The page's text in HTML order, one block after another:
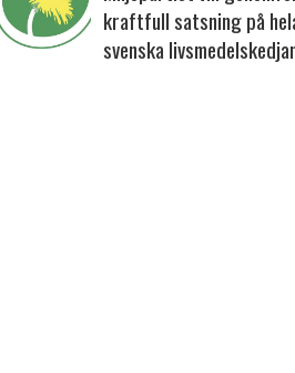
kraftfull satsning på
svenska